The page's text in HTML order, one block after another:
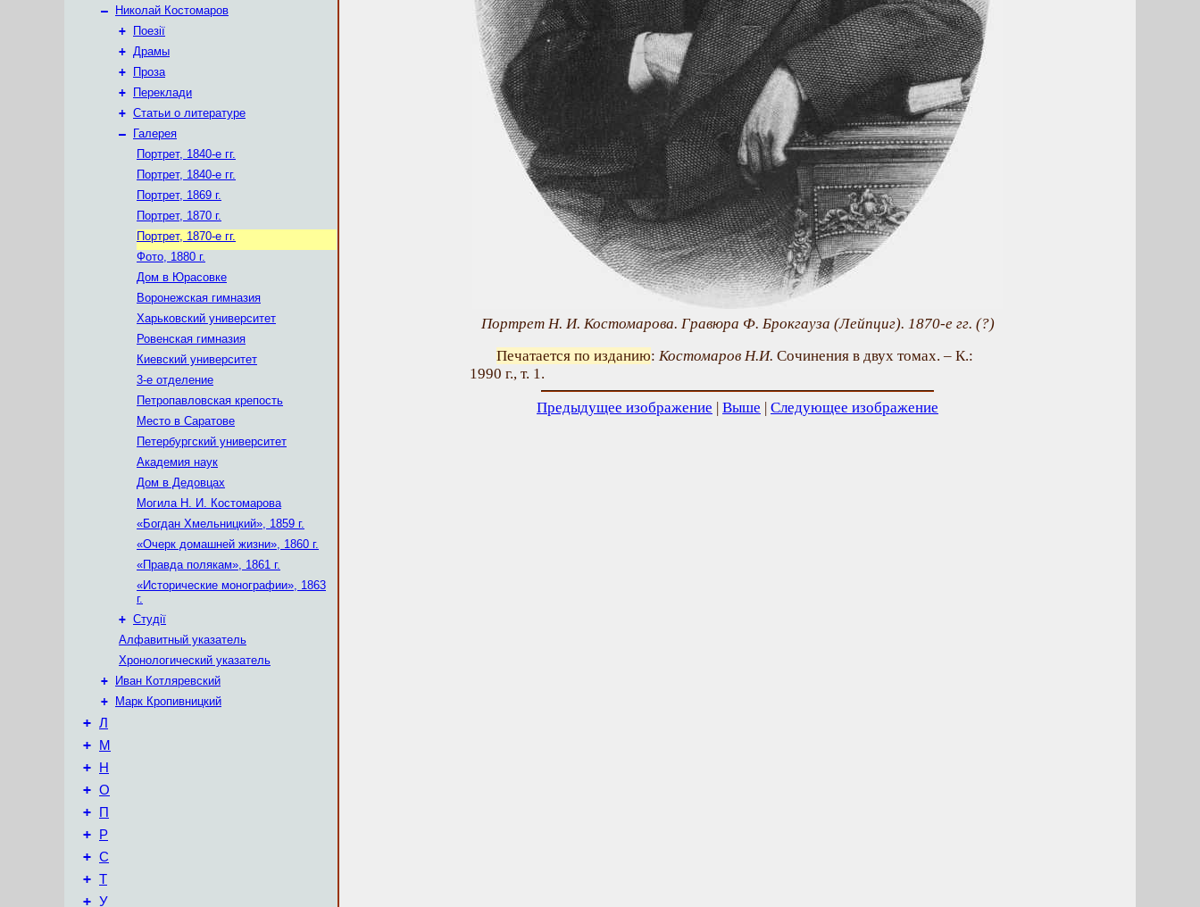
–
Николай Костомаров
+
Поезії
+ Драмы
+
Проза
+
Переклади
+ Статьи о литературе
–
Галерея
Портрет, 1840-е гг.
Портрет, 1840-е гг.
Портрет, 1869 г.
Портрет, 1870 г.
Портрет, 1870-е гг.
Фото, 1880 г.
Дом в Юрасовке
Воронежская гимназия
Харьковский университет
Ровенская гимназия
Киевский университет
3-е отделение
Петропавловская крепость
Место в Саратове
Петербургский университет
Академия наук
Дом в Дедовцах
Могила Н. И. Костомарова
«Богдан Хмельницкий», 1859 г.
«Очерк домашней жизни», 1860 г.
«Правда полякам», 1861 г.
«Исторические монографии», 1863
г.
+ Студії
Алфавитный указатель
Хронологический указатель
+
Иван Котляревский
+
Марк Кропивницкий
+ Л
+ М
+ Н
+ О
+ П
+ Р
+ С
+ Т
+ У
Портрет Н. И. Костомарова. Гравюра Ф. Брокгауза (Лейпциг). 1870-е гг. (?)
Печатается по изданию: Костомаров Н.И. Сочинения в двух томах. – К.:
1990 г., т. 1.
Предыдущее изображение | Выше | Следующее изображение